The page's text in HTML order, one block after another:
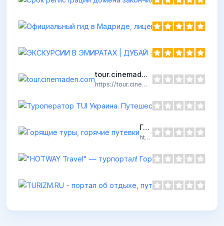
https://
tour.cinemaden.com
https://tour.cinemaden.com
Горящие туры, горячие путевки
https://zhayvir.com.ua